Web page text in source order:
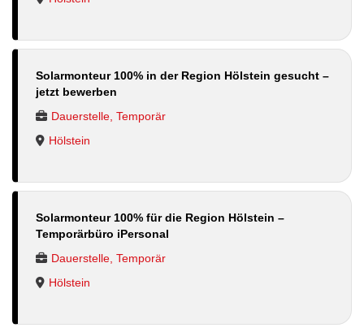
Solarmonteur 100% in der Region Hölstein gesucht –
jetzt bewerben
Dauerstelle, Temporär
Hölstein
Solarmonteur 100% für die Region Hölstein –
Temporärbüro iPersonal
Dauerstelle, Temporär
Hölstein